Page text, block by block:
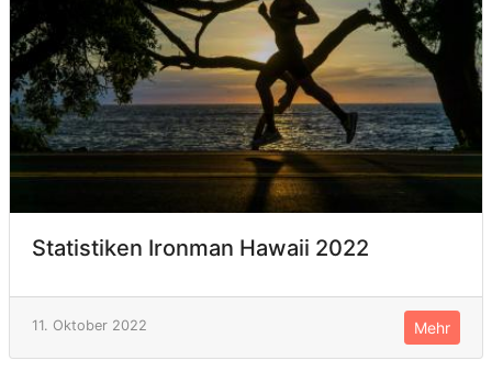
Statistiken Ironman Hawaii 2022
11. Oktober 2022 Mehr